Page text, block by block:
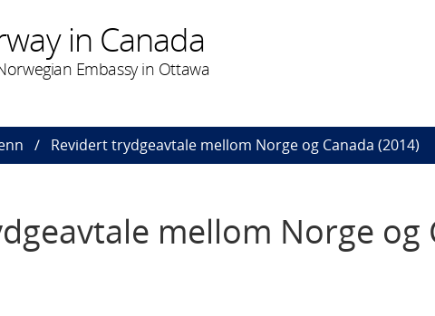
in Canada
Embassy in Ottawa
Revidert trydgeavtale mellom Norge og Canada (2014)
mellom Norge og